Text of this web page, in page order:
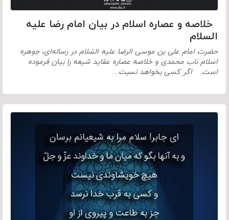
خلاصه و عصاره اسلام در بیان امام رضا علیه
السلام
حضرت امام على بن موسى الرضا علیه السّلام در رساله‌ای، جوهره
اسلام ناب محمدی و خلاصه عصاره عقاید شیعه را بیان فرموده
است. اگر کسی بخواهد نسبت…